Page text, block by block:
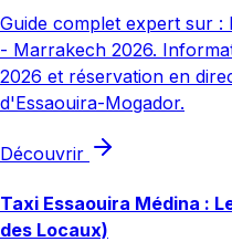
Guide complet expert sur :
- Marrakech 2026.
2026 et réservation en
d'Essaouira-Mogador.
Découvrir
Taxi Essaouira Médina :
des Locaux)